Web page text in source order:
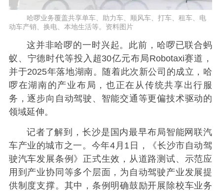
哈啰业务覆盖共享单车、助力车、顺风车、打车、租车、电
动车产销、换电、本地生活等。资料图片
这并非哈啰的一时兴起。此前，哈啰已联合蚂
蚁、宁德时代等投入超30亿元布局Robotaxi赛道，
并于2025年落地湖南。随着此次新公司的成立，哈
啰在湖南的产业布局，也正在从传统共享出行服
务，逐步向自动驾驶、智能交通等更偏技术驱动的
领域延伸。
记者了解到，长沙是国内最早布局智能网联汽
车产业的城市之一。今年4月1日，《长沙市自动驾
驶汽车发展条例》正式生效，从道路测试、示范应
用到产业协同等多个层面，为自动驾驶产业发展提
供制度支撑。其中，条例明确鼓励开展除校车业务